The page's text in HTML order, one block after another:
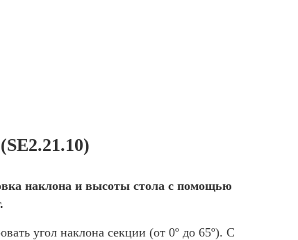
наклона и высоты стола с помощью
угол наклона секции (от 0º до 65º). С